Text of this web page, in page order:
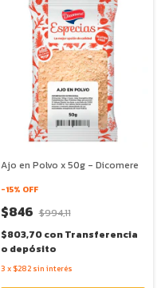
Ajo en Polvo x 50g - Dicomere
-15% OFF
$846 $994,11
$803,70conTransferencia
o depósito
3 x $282 sin interés